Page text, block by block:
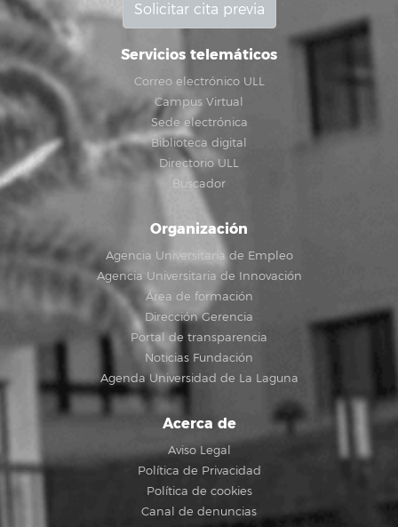
Solicitar cita previa
Servicios telemáticos
Correo electrónico ULL
Campus Virtual
Sede electrónica
Biblioteca digital
Directorio ULL
Buscador
Organización
Agencia Universitaria de Empleo
Agencia Universitaria de Innovación
Área de formación
Dirección Gerencia
Portal de transparencia
Noticias Fundación
Agenda Universidad de La Laguna
Acerca de
Aviso Legal
Política de Privacidad
Política de cookies
Canal de denuncias